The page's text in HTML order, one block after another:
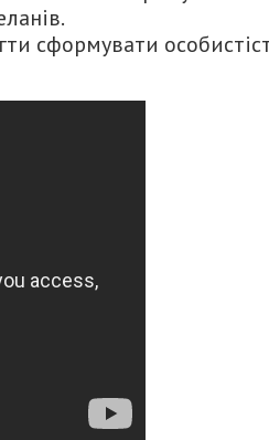
сформувати